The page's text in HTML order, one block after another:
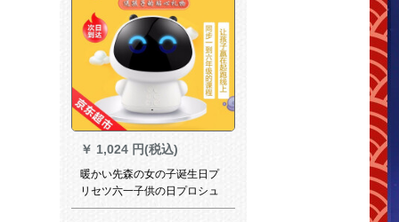
ェルツェン
￥ 1,024 円(税込)
暖かい先森の女の子诞生日プ
リセツ六一子供の日プロシュ
ート新年男の子にセブン-14歳